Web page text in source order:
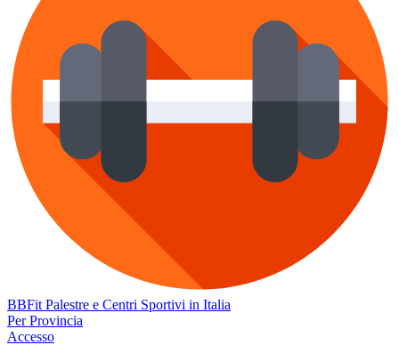
BBFit Palestre e Centri Sportivi in Italia
Per Provincia
Accesso